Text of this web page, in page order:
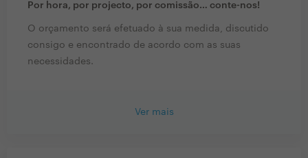
Por hora, por projecto, por comissão… conte-nos!
O orçamento será efetuado à sua medida, discutido
consigo e encontrado de acordo com as suas
necessidades.
Ver mais